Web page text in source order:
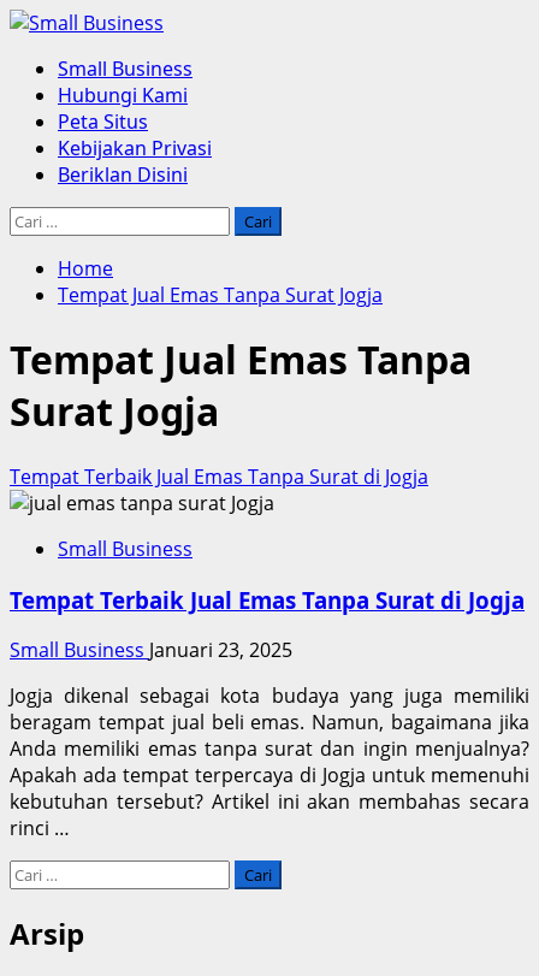
Skip
content
Primary
Menu
Small Business
Hubungi Kami
Peta Situs
Kebijakan Privasi
Beriklan Disini
Cari
Home
Tempat Jual Emas Tanpa Surat Jogja
Tempat Jual Emas Tanpa
Surat Jogja
Tempat Terbaik Jual Emas Tanpa Surat di Jogja
Small Business
Tempat Terbaik Jual Emas Tanpa Surat di Jogja
Small Business Januari 23, 2025
Jogja dikenal sebagai kota budaya yang juga memiliki
beragam tempat jual beli emas. Namun, bagaimana jika
Anda memiliki emas tanpa surat dan ingin menjualnya?
Apakah ada tempat terpercaya di Jogja untuk memenuhi
kebutuhan tersebut? Artikel ini akan membahas secara
rinci …
Cari
Arsip